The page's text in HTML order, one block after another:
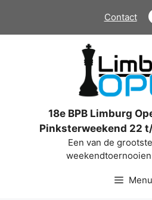
de
Contact
18e BPB Limburg
Pinksterweekend 22
Een van de
Menu